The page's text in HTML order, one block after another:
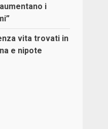
i
vita trovati in
e nipote